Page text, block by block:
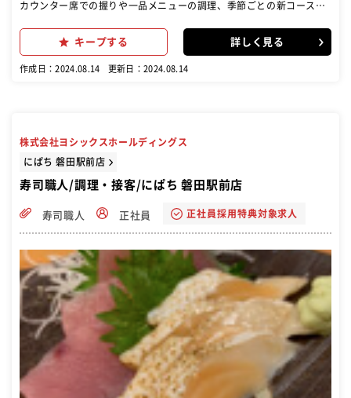
カウンター席での握りや一品メニューの調理、季節ごとの新コース考
キープする 詳しく見る
作成日：2024.08.14 更新日：2024.08.14
株式会社ヨシックスホールディングス
にぱち 磐田駅前店
寿司職人/調理・接客/にぱち 磐田駅前店
寿司職人 正社員 正社員採用特典対象求人